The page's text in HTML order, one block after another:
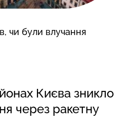
чи були влучання
Києва зникло
через ракетну